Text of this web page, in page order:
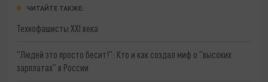
ЧИТАЙТЕ ТАКЖЕ:
Технофашисты XXI века
"Людей это просто бесит!": Кто и как создал миф о "высоких
зарплатах" в России